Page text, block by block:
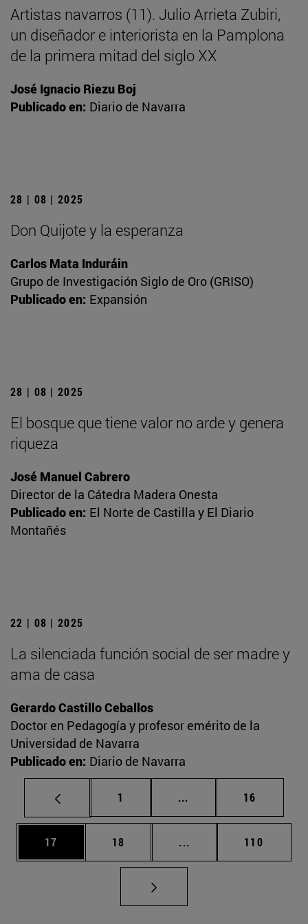
Artistas navarros (11). Julio Arrieta Zubiri,
un diseñador e interiorista en la Pamplona
de la primera mitad del siglo XX
José Ignacio Riezu Boj
Publicado en: Diario de Navarra
28 | 08 | 2025
Don Quijote y la esperanza
Carlos Mata Induráin
Grupo de Investigación Siglo de Oro (GRISO)
Publicado en: Expansión
28 | 08 | 2025
El bosque que tiene valor no arde y genera
riqueza
José Manuel Cabrero
Director de la Cátedra Madera Onesta
Publicado en: El Norte de Castilla y El Diario
Montañés
22 | 08 | 2025
La silenciada función social de ser madre y
ama de casa
Gerardo Castillo Ceballos
Doctor en Pedagogía y profesor emérito de la
Universidad de Navarra
Publicado en: Diario de Navarra
Página
1 ... Páginas intermedias
Página
16
Página
17 Página
18 ... Páginas intermedias
Página
110